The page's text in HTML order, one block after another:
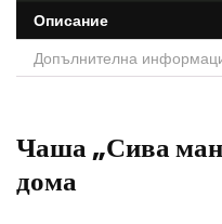
Описание
Допълнителна
Чаша „Сива
дома